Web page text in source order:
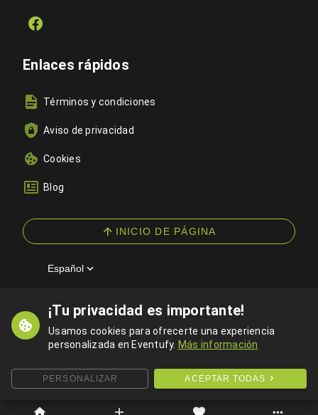
¡Tu privacidad es importante!
Usamos cookies para ofrecerte una experiencia
personalizada en Eventufy. Más información
PERSONALIZAR ACEPTAR TODAS
Enlaces rápidos
Términos y condiciones
Aviso de privacidad
Cookies
Blog
INICIO DE PÁGINA
Español